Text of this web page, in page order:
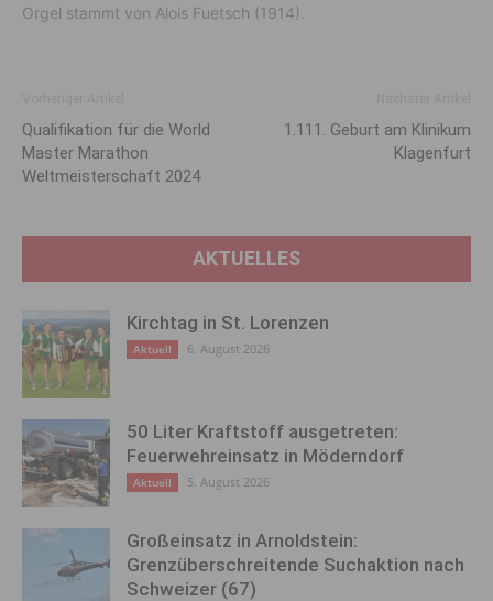
Orgel stammt von Alois Fuetsch (1914).
Qualifikation für die World
Master Marathon
Weltmeisterschaft 2024
1.111. Geburt am Klinikum
Klagenfurt
AKTUELLES
Kirchtag in St. Lorenzen
Aktuell 6. August 2026
50 Liter Kraftstoff ausgetreten:
Feuerwehreinsatz in Möderndorf
Aktuell 5. August 2026
Großeinsatz in Arnoldstein:
Grenzüberschreitende Suchaktion nach
Schweizer (67)